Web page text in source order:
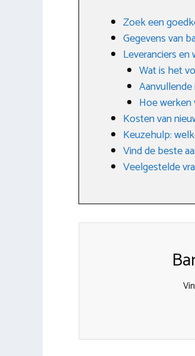
Zoek een
Gegevens van
Leveranciers
Wat is het
Hoe werken
Kosten van
Keuzehulp:
Vind de beste
Veelgestelde